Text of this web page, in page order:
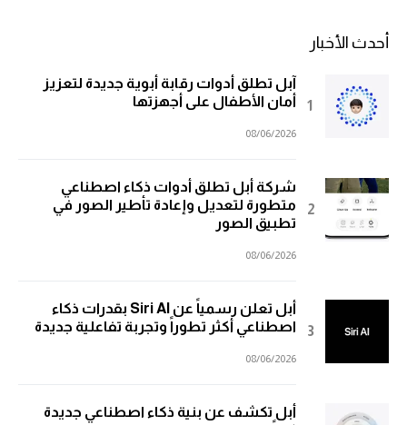
أحدث الأخبار
آبل تطلق أدوات رقابة أبوية جديدة لتعزيز
أمان الأطفال على أجهزتها
08/06/2026
شركة أبل تطلق أدوات ذكاء اصطناعي
متطورة لتعديل وإعادة تأطير الصور في
تطبيق الصور
08/06/2026
أبل تعلن رسمياً عن Siri AI بقدرات ذكاء
اصطناعي أكثر تطوراً وتجربة تفاعلية جديدة
08/06/2026
أبل تكشف عن بنية ذكاء اصطناعي جديدة